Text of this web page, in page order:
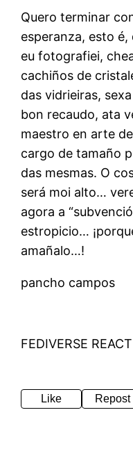
Quero terminar
esperanza, esto é,
eu fotografiei,
cachiños de
das vidrieiras,
bon recaudo, ata
maestro en arte
cargo de tamaño
das mesmas. O
será moi alto…
agora a
estropicio…
amañalo…!
pancho campos
FEDIVERSE
Like Repost